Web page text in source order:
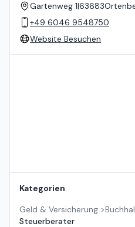
Gartenweg 1|63683
+49 6046 9548750
Website Besuchen
Kategorien
Geld & Versicherung >
Steuerberater